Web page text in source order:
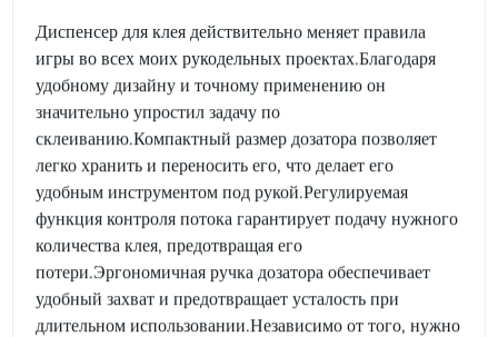
Диспенсер для клея действительно меняет правила
игры во всех моих рукодельных проектах.Благодаря
удобному дизайну и точному применению он
значительно упростил задачу по
склеиванию.Компактный размер дозатора позволяет
легко хранить и переносить его, что делает его
удобным инструментом под рукой.Регулируемая
функция контроля потока гарантирует подачу нужного
количества клея, предотвращая его
потери.Эргономичная ручка дозатора обеспечивает
удобный захват и предотвращает усталость при
длительном использовании.Независимо от того, нужно